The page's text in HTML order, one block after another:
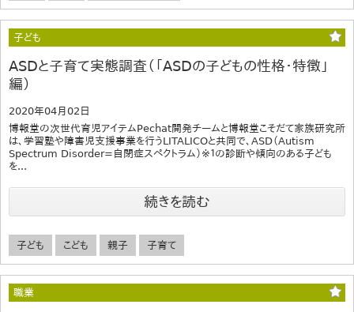
子ども
ASDと子育て実態調査（「ASDの子どもの性格・特徴」
編）
2020年04月02日
博報堂の次世代育児アイテムPechat開発チームと博報堂こそだて家族研究所
は、学習塾や障害児支援事業を行うLITALICOと共同で、ASD（Autism
Spectrum Disorder=自閉症スペクトラム）※１の診断や傾向のある子ども
を...
続きを読む
子ども こども 親子 子育て
職業